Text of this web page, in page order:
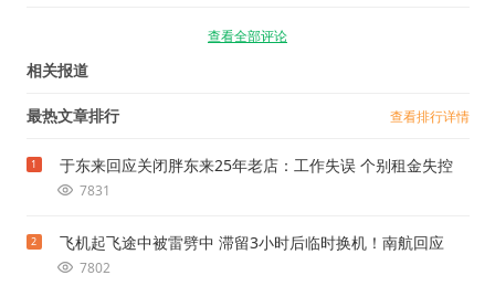
查看全部评论
相关报道
最热文章排行 查看排行详情
1 于东来回应关闭胖东来25年老店：工作失误 个别租金失控
7831
2 飞机起飞途中被雷劈中 滞留3小时后临时换机！南航回应
7802